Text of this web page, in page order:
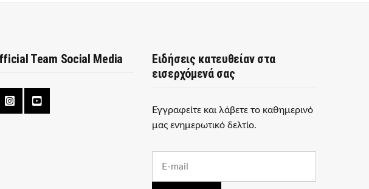
Team Social Media
Ειδήσεις κατευθείαν στα
εισερχόμενά σας
Εγγραφείτε και λάβετε το καθημερινό
μας ενημερωτικό δελτίο.
a